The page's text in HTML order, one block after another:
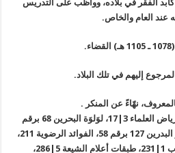
الفقر في بلاده، وواظب على التدريس
عند العام والخاص.
إليهم في تلك البلاد.
نهّاءً عن المنكر .
(1)أمل الآمل 2|135 برقم 385، رياض العلماء 3|17، لوَلوَة البحرين 68 برقم
22، روضات الجنات 4|118، أنوار البدرين 127 برقم 58، الفوائد الرضوية 211،
أعيان الشيعة 7|368، ريحانة الاَدب 1|231، طبقات أعلام الشيعة 5|286،